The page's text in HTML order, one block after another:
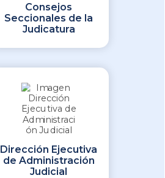
Consejos
Seccionales de la
Judicatura
Dirección Ejecutiva
de Administración
Judicial